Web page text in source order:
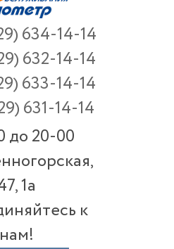
634-14-14
632-14-14
633-14-14
631-14-14
до 20-00
1а
к
нам!